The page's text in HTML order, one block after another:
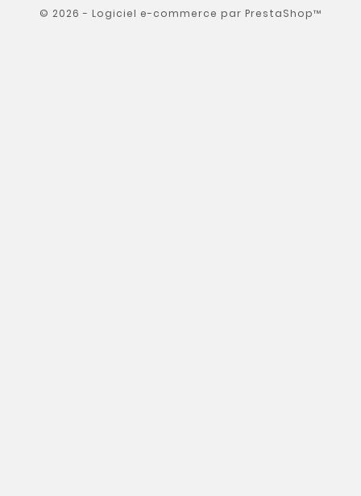
© 2026 - Logiciel e-commerce par PrestaShop™